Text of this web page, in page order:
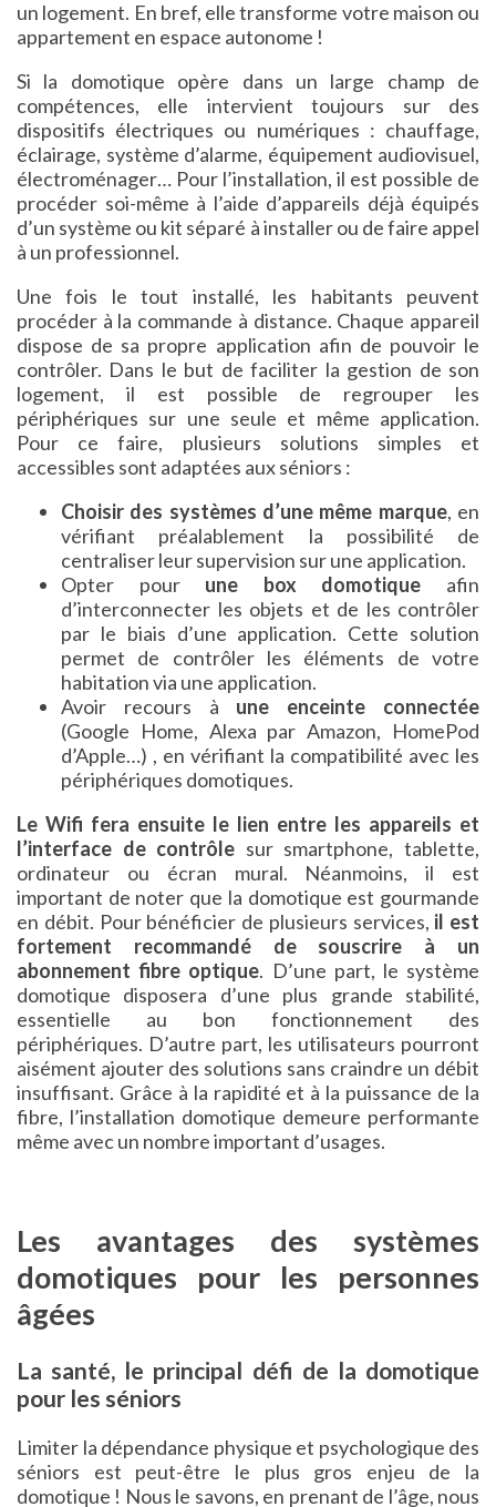
un logement. En bref, elle transforme votre maison ou
appartement en espace autonome !
Si la domotique opère dans un large champ de
compétences, elle intervient toujours sur des
dispositifs électriques ou numériques : chauffage,
éclairage, système d’alarme, équipement audiovisuel,
électroménager… Pour l’installation, il est possible de
procéder soi-même à l’aide d’appareils déjà équipés
d’un système ou kit séparé à installer ou de faire appel
à un professionnel.
Une fois le tout installé, les habitants peuvent
procéder à la commande à distance. Chaque appareil
dispose de sa propre application afin de pouvoir le
contrôler. Dans le but de faciliter la gestion de son
logement, il est possible de regrouper les
périphériques sur une seule et même application.
Pour ce faire, plusieurs solutions simples et
accessibles sont adaptées aux séniors :
Choisir des systèmes d’une même marque, en
vérifiant préalablement la possibilité de
centraliser leur supervision sur une application.
Opter pour une box domotique afin
d’interconnecter les objets et de les contrôler
par le biais d’une application. Cette solution
permet de contrôler les éléments de votre
habitation via une application.
Avoir recours à une enceinte connectée
(Google Home, Alexa par Amazon, HomePod
d’Apple…) , en vérifiant la compatibilité avec les
périphériques domotiques.
Le Wifi fera ensuite le lien entre les appareils et
l’interface de contrôle sur smartphone, tablette,
ordinateur ou écran mural. Néanmoins, il est
important de noter que la domotique est gourmande
en débit. Pour bénéficier de plusieurs services, il est
fortement recommandé de souscrire à un
abonnement fibre optique. D’une part, le système
domotique disposera d’une plus grande stabilité,
essentielle au bon fonctionnement des
périphériques. D’autre part, les utilisateurs pourront
aisément ajouter des solutions sans craindre un débit
insuffisant. Grâce à la rapidité et à la puissance de la
fibre, l’installation domotique demeure performante
même avec un nombre important d’usages.
Les avantages des systèmes
domotiques pour les personnes
âgées
La santé, le principal défi de la domotique
pour les séniors
Limiter la dépendance physique et psychologique des
séniors est peut-être le plus gros enjeu de la
domotique ! Nous le savons, en prenant de l’âge, nous